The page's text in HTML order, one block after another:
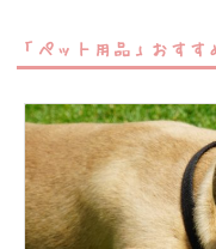
「ペット用品」おすす